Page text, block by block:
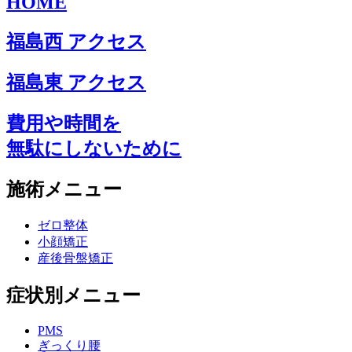
福島西 アクセス
福島東 アクセス
費用や時間を
無駄にしないために
施術メニュー
ゼロ整体
小顔矯正
産後骨盤矯正
症状別メニュー
PMS
ぎっくり腰